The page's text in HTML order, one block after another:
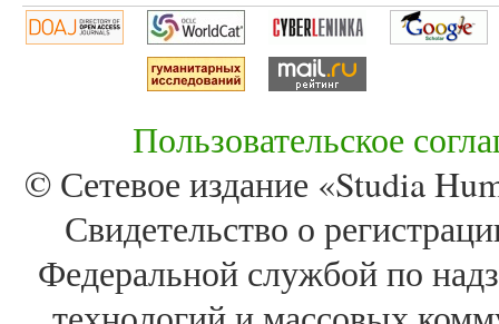
Пользовательское
© Сетевое издание «Studia
Свидетельство о
Федеральной службой по